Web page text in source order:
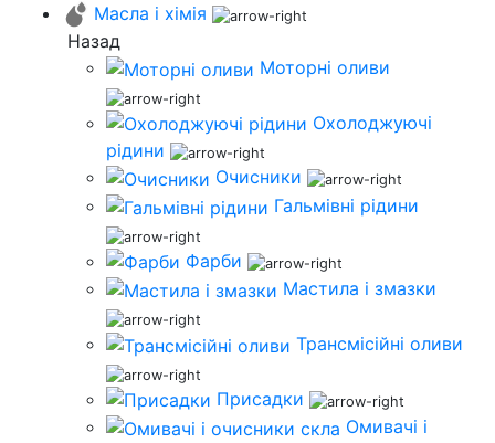
Масла і хімія
Назад
Моторні оливи
Охолоджуючі
рідини
Очисники
Гальмівні рідини
Фарби
Мастила і змазки
Трансмісійні оливи
Присадки
Омивачі і